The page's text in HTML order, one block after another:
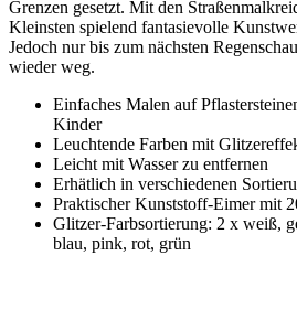
Grenzen gesetzt. Mit den
Kleinsten spielend fantasievolle
Jedoch nur bis zum nächsten
wieder weg.
Einfaches Malen auf
Kinder
Leuchtende Farben mit
Leicht mit Wasser zu entfernen
Erhätlich in verschiedenen
Praktischer Kunststoff-Eimer mit
Glitzer-Farbsortierung: 2 x weiß,
blau, pink, rot, grün